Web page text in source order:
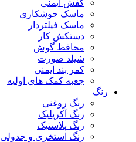
کفش ایمنی
ماسک جوشکاری
ماسک فیلتردار
دستکش کار
محافظ گوش
شیلد صورت
کمر بند ایمنی
جعبه کمک های اولیه
رنگ
رنگ روغنی
رنگ آکریلیک
رنگ پلاستیک
رنگ استخری و جدولی